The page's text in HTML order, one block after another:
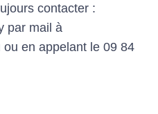
contacter :
par mail à
en appelant le 09 84